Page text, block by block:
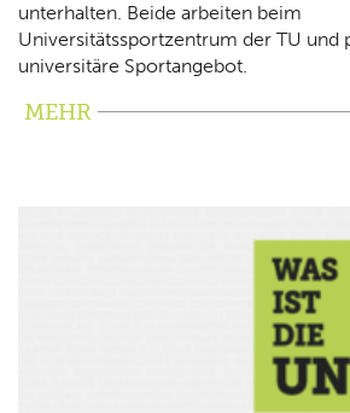
unterhalten. Beide arbeiten beim
Universitätssportzentrum der TU und
universitäre Sportangebot.
MEHR